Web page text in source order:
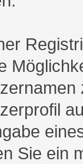
Sie ein